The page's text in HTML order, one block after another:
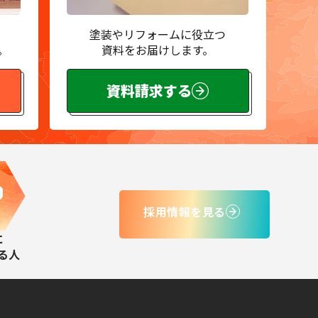
塗装やリフォームに役立つ
資料をお届けします。
資料請求する
人
採用情報を見る